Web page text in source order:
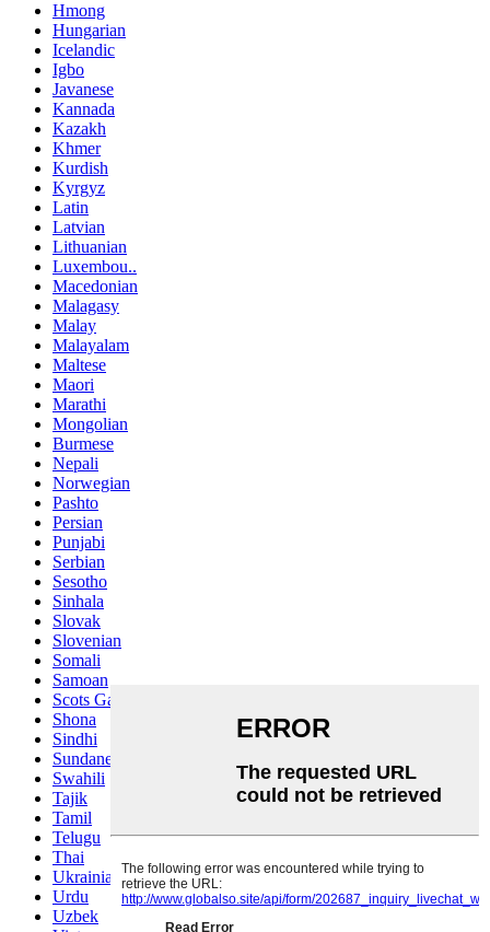
Hmong
Hungarian
Icelandic
Igbo
Javanese
Kannada
Kazakh
Khmer
Kurdish
Kyrgyz
Latin
Latvian
Lithuanian
Luxembou..
Macedonian
Malagasy
Malay
Malayalam
Maltese
Maori
Marathi
Mongolian
Burmese
Nepali
Norwegian
Pashto
Persian
Punjabi
Serbian
Sesotho
Sinhala
Slovak
Slovenian
Somali
Samoan
Scots Gaelic
Shona
Sindhi
Sundanese
Swahili
Tajik
Tamil
Telugu
Thai
Ukrainian
Urdu
Uzbek